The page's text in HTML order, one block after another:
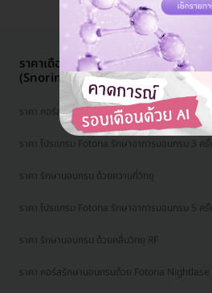
ราคาเดือน สิงหาคม ปี 2569 (2026)
(Snoring Treatment)
ราคา คอร์สรักษานอนกรน ด้วยการเลเซอร์เพดาน
ราคา โปรแกรม Fotona รักษาอาการนอนกรน 3 ครั้
ราคา รักษานอนกรน ด้วยความถี่วิทยุ
ราคา โปรแกรม Fotona รักษาอาการนอนกรน 5 ครั้
ราคา รักษานอนกรน ด้วยคลื่นวิทยุ RF
ราคา คอร์สรักษานอนกรนด้วย Fotona